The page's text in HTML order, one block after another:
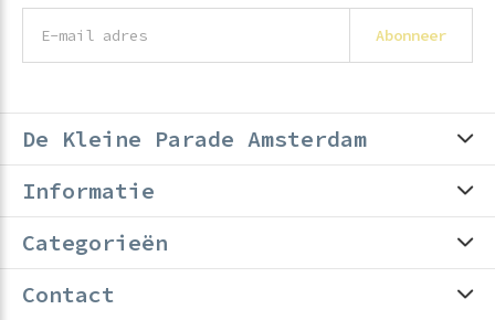
Abonneer
De Kleine Parade Amsterdam
Informatie
Categorieën
Contact